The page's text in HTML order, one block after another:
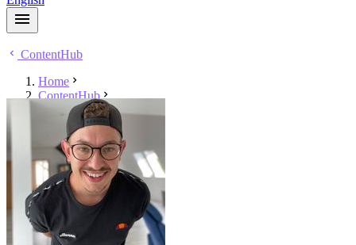
ContentHub
Home
ContentHub
Finn Reiche